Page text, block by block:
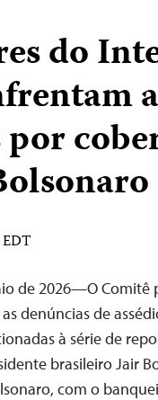
do
por
EDT
de 2026—O Comitê
denúncias de
à série de
brasileiro Jair
com o